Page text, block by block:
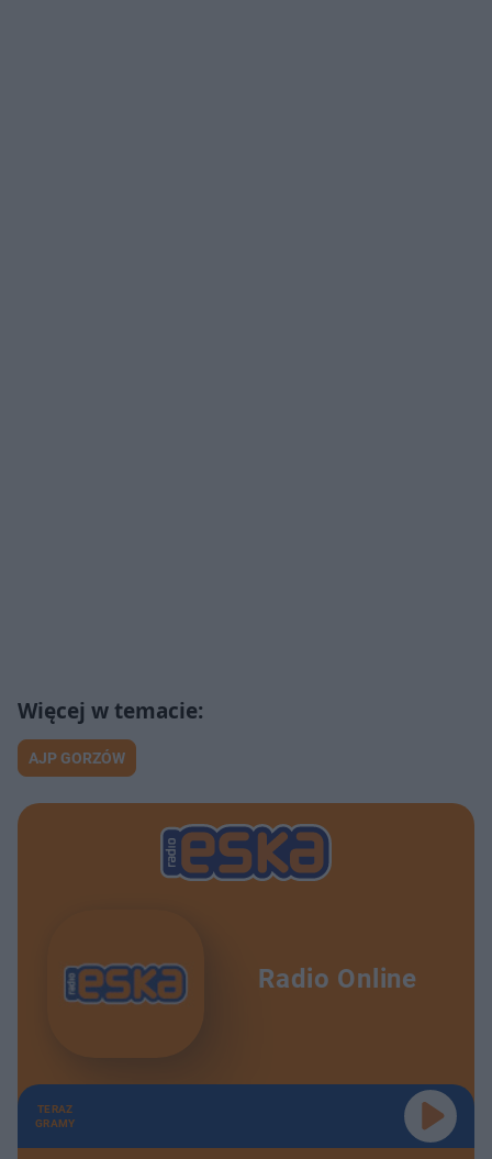
AJP GORZÓW
Radio Online
TERAZ
GRAMY